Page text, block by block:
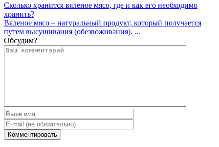
Сколько хранится вяленое мясо, где и как его необходимо
хранить?
Вяленое мясо – натуральный продукт, который получается
путем высушивания (обезвоживания). ...
Обсудим?